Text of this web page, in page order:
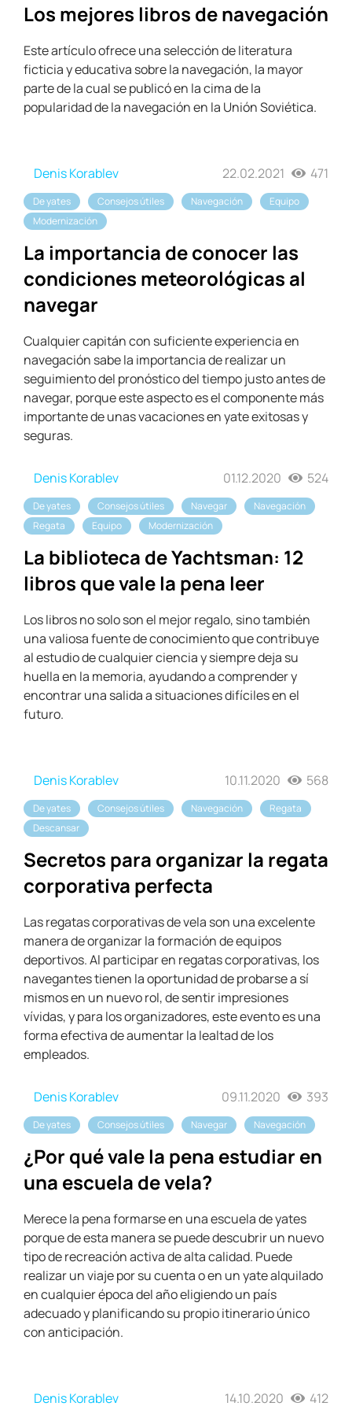
Los mejores libros de navegación
Este artículo ofrece una selección de literatura
ficticia y educativa sobre la navegación, la mayor
parte de la cual se publicó en la cima de la
popularidad de la navegación en la Unión Soviética.
Denis Korablev 22.02.2021 471
De yates Consejos útiles Navegación
Equipo
Modernización
La importancia de conocer las
condiciones meteorológicas al
navegar
Cualquier capitán con suficiente experiencia en
navegación sabe la importancia de realizar un
seguimiento del pronóstico del tiempo justo antes de
navegar, porque este aspecto es el componente más
importante de unas vacaciones en yate exitosas y
seguras.
Denis Korablev 01.12.2020 524
De yates Consejos útiles Navegar
Navegación
Regata
Equipo Modernización
La biblioteca de Yachtsman: 12
libros que vale la pena leer
Los libros no solo son el mejor regalo, sino también
una valiosa fuente de conocimiento que contribuye
al estudio de cualquier ciencia y siempre deja su
huella en la memoria, ayudando a comprender y
encontrar una salida a situaciones difíciles en el
futuro.
Denis Korablev 10.11.2020 568
De yates Consejos útiles Navegación
Regata
Descansar
Secretos para organizar la regata
corporativa perfecta
Las regatas corporativas de vela son una excelente
manera de organizar la formación de equipos
deportivos. Al participar en regatas corporativas, los
navegantes tienen la oportunidad de probarse a sí
mismos en un nuevo rol, de sentir impresiones
vívidas, y para los organizadores, este evento es una
forma efectiva de aumentar la lealtad de los
empleados.
Denis Korablev 09.11.2020 393
De yates Consejos útiles Navegar Navegación
¿Por qué vale la pena estudiar en
una escuela de vela?
Merece la pena formarse en una escuela de yates
porque de esta manera se puede descubrir un nuevo
tipo de recreación activa de alta calidad. Puede
realizar un viaje por su cuenta o en un yate alquilado
en cualquier época del año eligiendo un país
adecuado y planificando su propio itinerario único
con anticipación.
Denis Korablev 14.10.2020 412